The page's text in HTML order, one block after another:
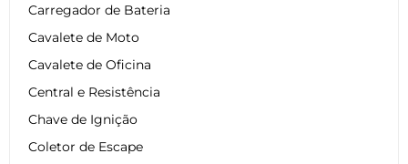
Carregador de Bateria
Cavalete de Moto
Cavalete de Oficina
Central e Resistência
Chave de Ignição
Coletor de Escape